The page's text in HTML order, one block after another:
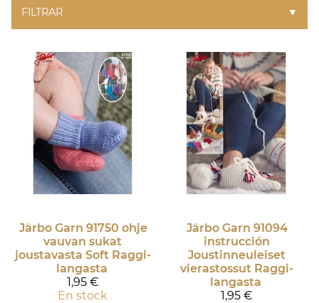
FILTRAR ▼
Järbo Garn 91750 ohje
vauvan sukat
joustavasta Soft Raggi-
langasta
1,95 €
En stock
Järbo Garn 91094
instrucción
Joustinneuleiset
vierastossut Raggi-
langasta
1,95 €